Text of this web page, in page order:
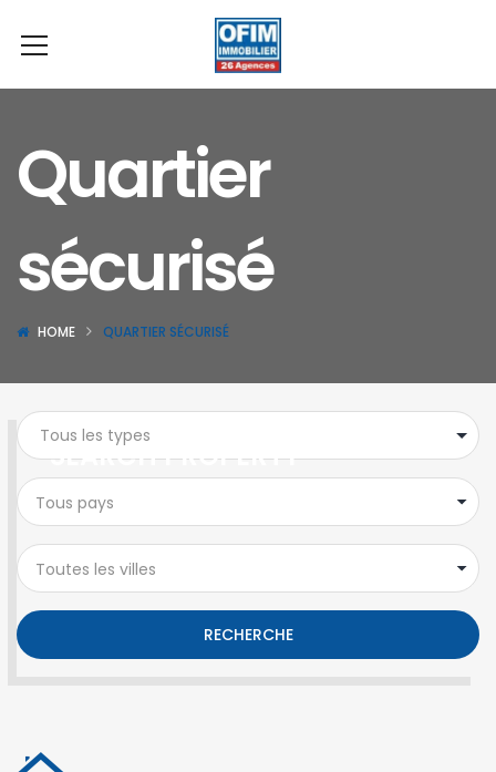
Quartier
sécurisé
HOME QUARTIER SÉCURISÉ
SEARCH PROPERTY
Tous pays
Toutes les villes
RECHERCHE